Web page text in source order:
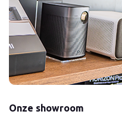
Onze showroom